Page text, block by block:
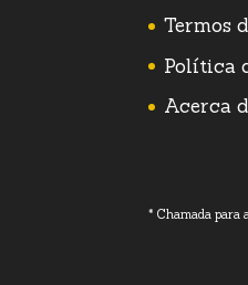
Termos
Política
Acerca
* Chamada para